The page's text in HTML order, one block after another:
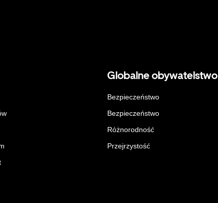
Globalne obywatelstwo
Bezpieczeństwo
Bezpieczeństwo
Różnorodność
Przejrzystość